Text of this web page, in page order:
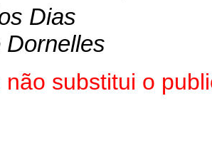
Dias
não substitui o